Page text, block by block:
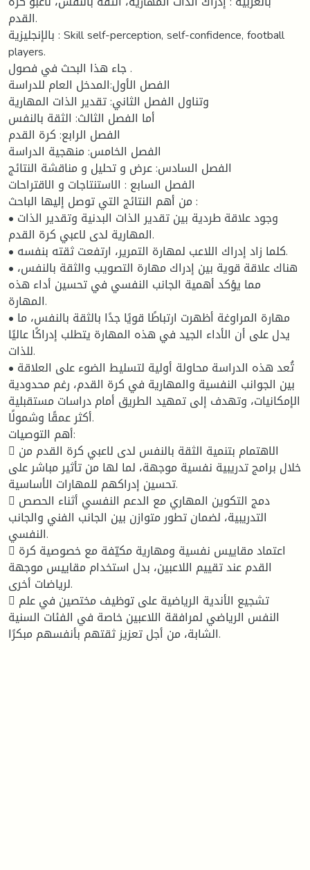
القدم.
بالإنجليزية : Skill self-perception, self-confidence, football
players.
جاء هذا البحث في فصول .
الفصل الأول:المدخل العام للدراسة
وتناول الفصل الثاني: تقدير الذات المهارية
أما الفصل الثالث: الثقة بالنفس
الفصل الرابع: كرة القدم
الفصل الخامس: منهجية الدراسة
الفصل السادس: عرض و تحليل و مناقشة النتائج
الفصل السابع : الاستنتاجات و الاقتراحات
من أهم النتائج التي توصل إليها الباحث :
• وجود علاقة طردية بين تقدير الذات البدنية وتقدير الذات
المهارية لدى لاعبي كرة القدم.
• كلما زاد إدراك اللاعب لمهارة التمرير، ارتفعت ثقته بنفسه.
• هناك علاقة قوية بين إدراك مهارة التصويب والثقة بالنفس،
مما يؤكد أهمية الجانب النفسي في تحسين أداء هذه
المهارة.
• مهارة المراوغة أظهرت ارتباطًا قويًا جدًا بالثقة بالنفس، ما
يدل على أن الأداء الجيد في هذه المهارة يتطلب إدراكًا عاليًا
للذات.
• تُعد هذه الدراسة محاولة أولية لتسليط الضوء على العلاقة
بين الجوانب النفسية والمهارية في كرة القدم، رغم محدودية
الإمكانيات، وتهدف إلى تمهيد الطريق أمام دراسات مستقبلية
أكثر عمقًا وشمولًا.
أهم التوصيات:
 الاهتمام بتنمية الثقة بالنفس لدى لاعبي كرة القدم من
خلال برامج تدريبية نفسية موجهة، لما لها من تأثير مباشر على
تحسين إدراكهم للمهارات الأساسية.
 دمج التكوين المهاري مع الدعم النفسي أثناء الحصص
التدريبية، لضمان تطور متوازن بين الجانب الفني والجانب
النفسي.
 اعتماد مقاييس نفسية ومهارية مكيّفة مع خصوصية كرة
القدم عند تقييم اللاعبين، بدل استخدام مقاييس موجهة
لرياضات أخرى.
 تشجيع الأندية الرياضية على توظيف مختصين في علم
النفس الرياضي لمرافقة اللاعبين خاصة في الفئات السنية
الشابة، من أجل تعزيز ثقتهم بأنفسهم مبكرًا.